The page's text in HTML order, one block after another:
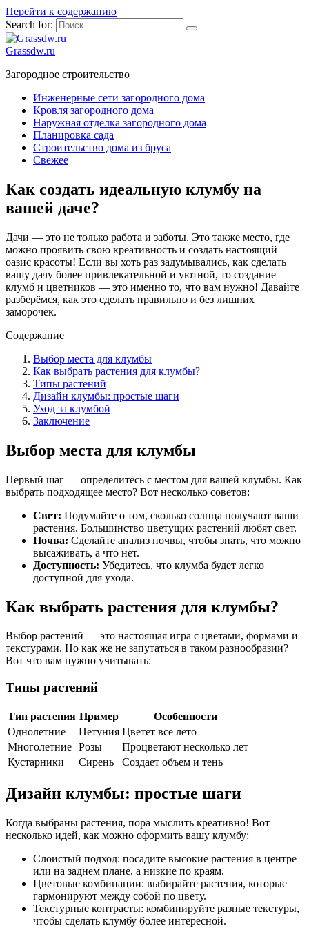
Перейти к содержанию
Search for:
Grassdw.ru
Загородное строительство
Инженерные сети загородного дома
Кровля загородного дома
Наружная отделка загородного дома
Планировка сада
Строительство дома из бруса
Свежее
Как создать идеальную клумбу на
вашей даче?
Дачи — это не только работа и заботы. Это также место, где
можно проявить свою креативность и создать настоящий
оазис красоты! Если вы хоть раз задумывались, как сделать
вашу дачу более привлекательной и уютной, то создание
клумб и цветников — это именно то, что вам нужно! Давайте
разберёмся, как это сделать правильно и без лишних
заморочек.
Содержание
Выбор места для клумбы
Как выбрать растения для клумбы?
Типы растений
Дизайн клумбы: простые шаги
Уход за клумбой
Заключение
Выбор места для клумбы
Первый шаг — определитесь с местом для вашей клумбы. Как
выбрать подходящее место? Вот несколько советов:
Свет: Подумайте о том, сколько солнца получают ваши
растения. Большинство цветущих растений любят свет.
Почва: Сделайте анализ почвы, чтобы знать, что можно
высаживать, а что нет.
Доступность: Убедитесь, что клумба будет легко
доступной для ухода.
Как выбрать растения для клумбы?
Выбор растений — это настоящая игра с цветами, формами и
текстурами. Но как же не запутаться в таком разнообразии?
Вот что вам нужно учитывать:
Типы растений
Тип растения Пример
Особенности
Однолетние
Петуния Цветет все лето
Многолетние Розы
Процветают несколько лет
Кустарники
Сирень Создает объем и тень
Дизайн клумбы: простые шаги
Когда выбраны растения, пора мыслить креативно! Вот
несколько идей, как можно оформить вашу клумбу:
Слоистый подход: посадите высокие растения в центре
или на заднем плане, а низкие по краям.
Цветовые комбинации: выбирайте растения, которые
гармонируют между собой по цвету.
Текстурные контрасты: комбинируйте разные текстуры,
чтобы сделать клумбу более интересной.